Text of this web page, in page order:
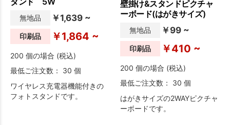
無地品 ￥1,639 ~
印刷品 ￥1,864 ~
200 個の場合 (税込)
最低ご注文数： 30 個
ワイヤレス充電器機能付きの
フォトスタンドです。
壁掛け&スタンドピクチャ
ーボード(はがきサイズ)
無地品 ￥99 ~
印刷品 ￥410 ~
200 個の場合 (税込)
最低ご注文数： 30 個
はがきサイズの2WAYピクチャ
ーボードです。